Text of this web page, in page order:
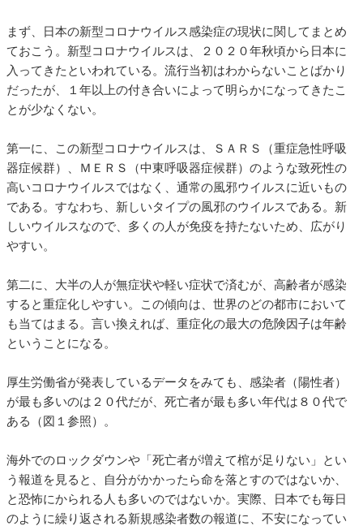
まず、日本の新型コロナウイルス感染症の現状に関してまとめ
ておこう。新型コロナウイルスは、２０２０年秋頃から日本に
入ってきたといわれている。流行当初はわからないことばかり
だったが、１年以上の付き合いによって明らかになってきたこ
とが少なくない。
第一に、この新型コロナウイルスは、ＳＡＲＳ（重症急性呼吸
器症候群）、ＭＥＲＳ（中東呼吸器症候群）のような致死性の
高いコロナウイルスではなく、通常の風邪ウイルスに近いもの
である。すなわち、新しいタイプの風邪のウイルスである。新
しいウイルスなので、多くの人が免疫を持たないため、広がり
やすい。
第二に、大半の人が無症状や軽い症状で済むが、高齢者が感染
すると重症化しやすい。この傾向は、世界のどの都市において
も当てはまる。言い換えれば、重症化の最大の危険因子は年齢
ということになる。
厚生労働省が発表しているデータをみても、感染者（陽性者）
が最も多いのは２０代だが、死亡者が最も多い年代は８０代で
ある（図１参照）。
海外でのロックダウンや「死亡者が増えて棺が足りない」とい
う報道を見ると、自分がかかったら命を落とすのではないか、
と恐怖にかられる人も多いのではないか。実際、日本でも毎日
のように繰り返される新規感染者数の報道に、不安になってい